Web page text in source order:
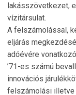
lakásszövetkezet,
vízitársulat.
A felszámolással,
eljárás
adóévére
’71-es számú
innovációs
felszámolási il­letve